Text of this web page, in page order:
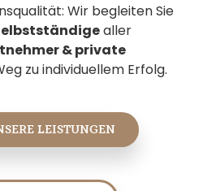
Wir begleiten Sie
aller
& private
zu individuellem Erfolg.
LEISTUNGEN